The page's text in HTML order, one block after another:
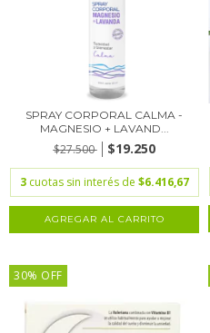
SPRAY CORPORAL CALMA -
MAGNESIO + LAVAND...
$27.500 $19.250
3 cuotas sin interés de $6.416,67
30% OFF